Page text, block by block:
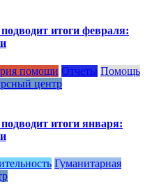
итоги февраля:
помощи Отчеты Помощь
центр
итоги января:
Гуманитарная